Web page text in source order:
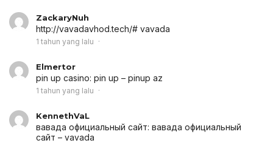
ZackaryNuh
http://vavadavhod.tech/# vavada
1 tahun yang lalu
Elmertor
pin up casino: pin up – pinup az
1 tahun yang lalu
KennethVaL
вавада официальный сайт: вавада официальный
сайт – vavada